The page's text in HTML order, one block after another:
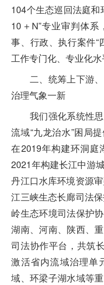
104个生态巡回法庭和
10＋N”专业审判体
事、行政、执行案件“
工作专门化、专业化水
二、统筹上下游
治理气象一新
我们强化系统性
流域“九龙治水”困局
在2019年构建环洞庭
2021年构建长江中游
丹江口水库环境资源
江三峡生态长廊司法
岭生态环境司法保护
湖南、河南、陕西、
司法协作平台，共筑
激活省内流域治理单
域、环梁子湖水域等